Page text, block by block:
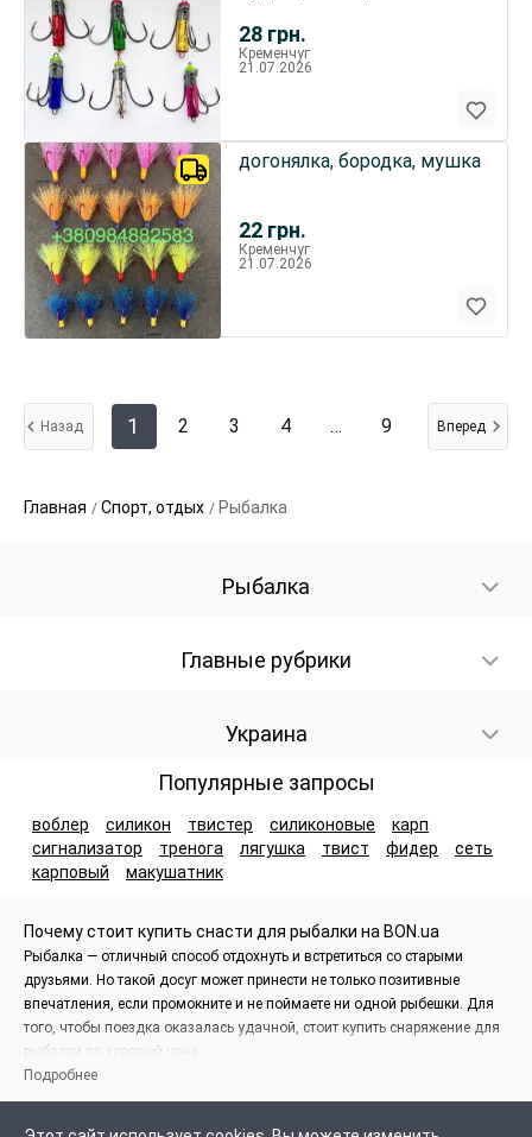
28 грн.
Кременчуг
21.07.2026
22 грн.
догонялка, бородка, мушка
Кременчуг
21.07.2026
Назад 1 2 3 4 … 9 Вперед
Главная Спорт, отдых Рыбалка
Рыбалка
Главные рубрики
Украина
Популярные запросы
воблер силикон твистер силиконовые
карп
сигнализатор
тренога лягушка твист фидер
сеть
карповый
макушатник
Почему стоит купить снасти для рыбалки на BON.ua
Рыбалка — отличный способ отдохнуть и встретиться со старыми
друзьями. Но такой досуг может принести не только позитивные
впечатления, если промокните и не поймаете ни одной рыбешки. Для
того, чтобы поездка оказалась удачной, стоит купить снаряжение для
рыбалки по хорошей цене.
Подробнее